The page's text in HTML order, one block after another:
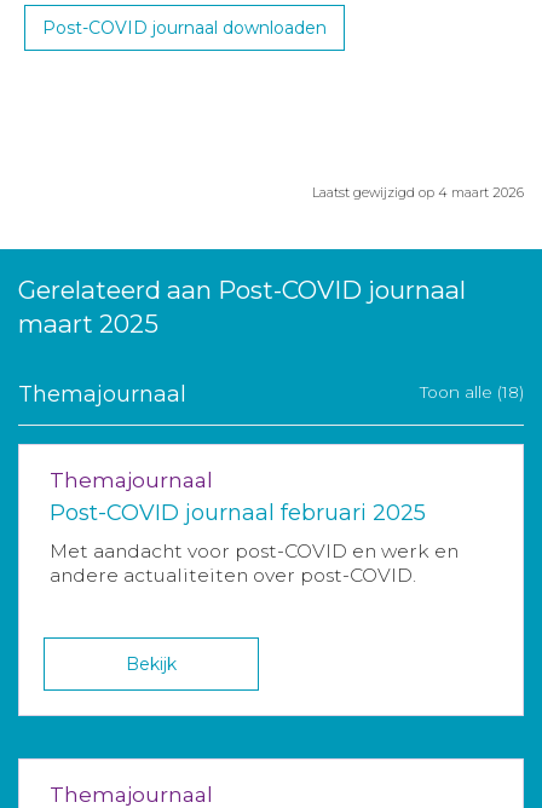
Post-COVID journaal downloaden
Laatst gewijzigd op 4 maart 2026
Gerelateerd aan Post-COVID journaal
maart 2025
Themajournaal Toon alle (18)
Themajournaal
Post-COVID journaal februari 2025
Met aandacht voor post-COVID en werk en
andere actualiteiten over post-COVID.
Bekijk
Themajournaal